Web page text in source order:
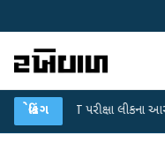
બ્રેકિંગ
NET પરીક્ષા લીકના આરોપો પર